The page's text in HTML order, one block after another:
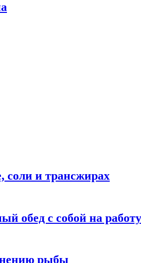
соли и трансжирах
обед с собой на работу
рыбы